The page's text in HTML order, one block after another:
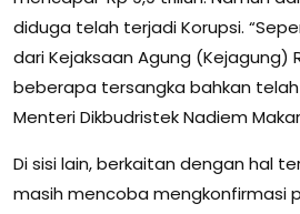
diduga telah terjadi Korupsi.
dari Kejaksaan Agung (Kejagung)
beberapa tersangka bahkan
Menteri Dikbudristek Nadiem
Di sisi lain, berkaitan dengan hal
masih mencoba mengkonfirmasi